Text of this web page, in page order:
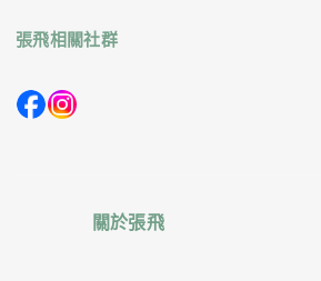
張飛相關社群
關於張飛